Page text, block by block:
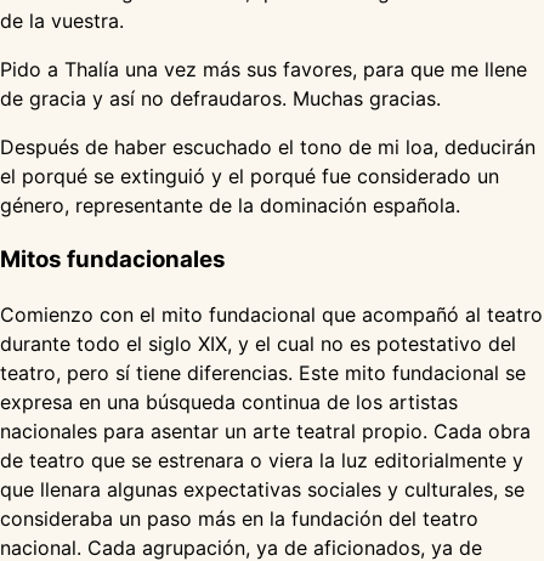
de la vuestra.
Pido a Thalía una vez más sus favores, para que me llene
de gracia y así no defraudaros. Muchas gracias.
Después de haber escuchado el tono de mi loa, deducirán
el porqué se extinguió y el porqué fue considerado un
género, representante de la dominación española.
Mitos fundacionales
Comienzo con el mito fundacional que acompañó al teatro
durante todo el siglo XIX, y el cual no es potestativo del
teatro, pero sí tiene diferencias. Este mito fundacional se
expresa en una búsqueda continua de los artistas
nacionales para asentar un arte teatral propio. Cada obra
de teatro que se estrenara o viera la luz editorialmente y
que llenara algunas expectativas sociales y culturales, se
consideraba un paso más en la fundación del teatro
nacional. Cada agrupación, ya de aficionados, ya de